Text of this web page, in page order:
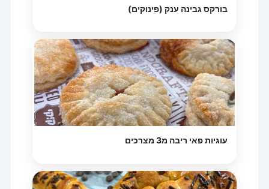
בורקס גבינה ענק (פינוקים)
עוגיות פאי ריבה מ3 מצרכים